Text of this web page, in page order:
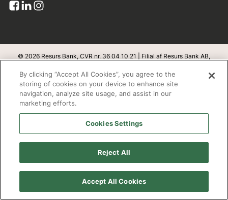
Resurs i tal
Integritet og sikkerhed
Databeskyttelse
Bæredygtighed
Redegørelse fra Finanstilsynet
Klageadgang
Resurs Bank, filial af Resurs Bank Aktiebolag, Sverige
SE- 250 24 Helsingborg
Pressekontakt
© 2026 Resurs Bank, CVR nr. 36 04 10 21 | Filial af Resurs Bank AB,
1.1.100
By clicking “Accept All Cookies”, you agree to the
storing of cookies on your device to enhance site
navigation, analyze site usage, and assist in our
marketing efforts.
Cookies Settings
Reject All
Accept All Cookies